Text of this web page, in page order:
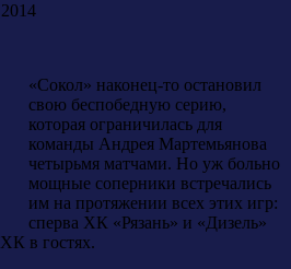
«Сокол» наконец-то остановил
свою беспобедную серию,
которая ограничилась для
команды Андрея Мартемьянова
четырьмя матчами. Но уж больно
мощные соперники встречались
им на протяжении всех этих игр:
сперва ХК «Рязань» и «Дизель»
в гостях.